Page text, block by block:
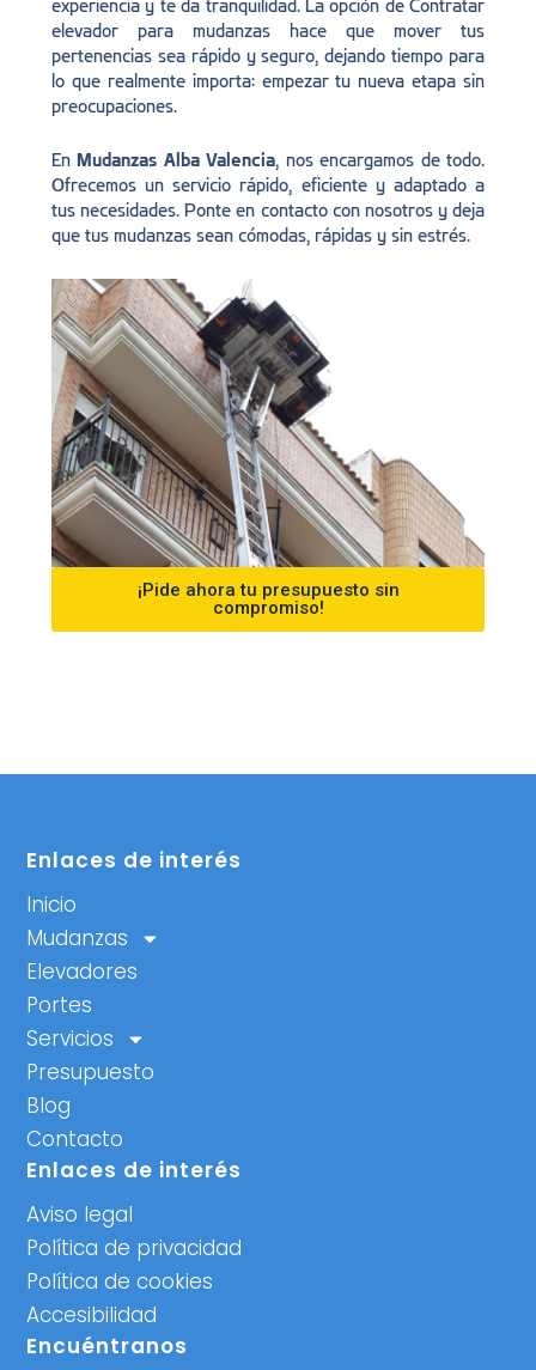
elevador para mudanzas hace que mover tus
pertenencias sea rápido y seguro, dejando tiempo para
lo que realmente importa: empezar tu nueva etapa sin
preocupaciones.
EnMudanzas Alba Valencia, nos encargamos de todo.
Ofrecemos un servicio rápido, eficiente y adaptado a
tus necesidades. Ponte en contacto con nosotros y deja
que tus mudanzas sean cómodas, rápidas y sin estrés.
¡Pide ahora tu presupuesto sin
compromiso!
Enlaces de interés
Inicio
Mudanzas
Elevadores
Portes
Servicios
Presupuesto
Blog
Contacto
Enlaces de interés
Aviso legal
Política de privacidad
Política de cookies
Accesibilidad
Encuéntranos